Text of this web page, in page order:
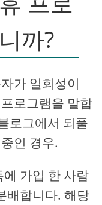
까?
가 일회성이
로그램을 말합
로그에서 되풀
인 경우.
가입 한 사람
배합니다. 해당